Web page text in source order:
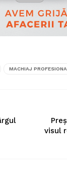
MACHIAJ
visul